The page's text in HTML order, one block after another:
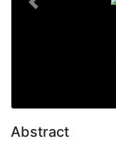
Previous
Abstract